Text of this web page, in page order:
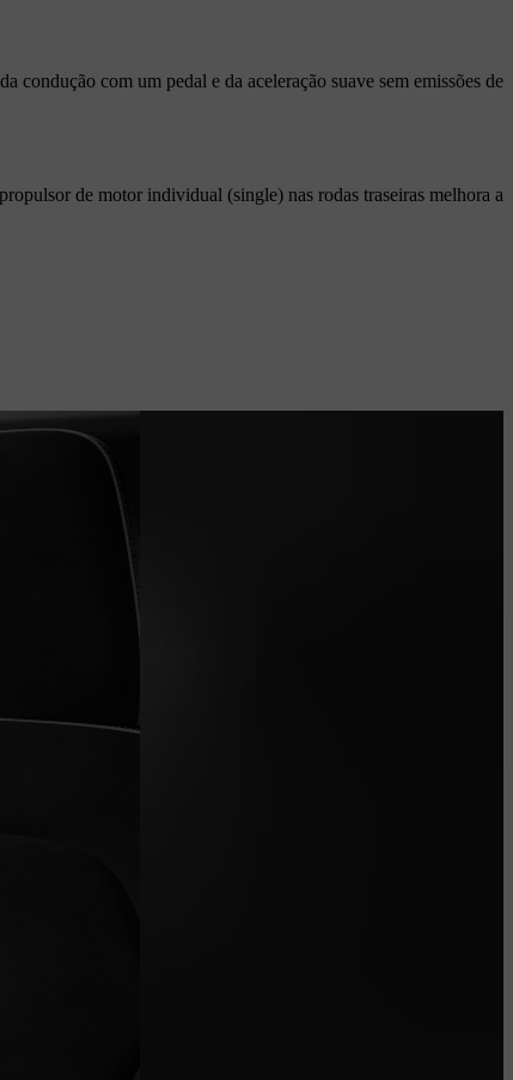
condução com um pedal e da aceleração suave sem emissões de
de motor individual (single) nas rodas traseiras melhora a